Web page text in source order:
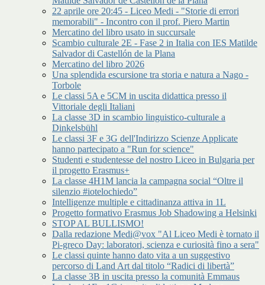
22 aprile ore 20:45 - Liceo Medi - "Storie di errori
memorabili" - Incontro con il prof. Piero Martin
Mercatino del libro usato in succursale
Scambio culturale 2E - Fase 2 in Italia con IES Matilde
Salvador di Castellón de la Plana
Mercatino del libro 2026
Una splendida escursione tra storia e natura a Nago -
Torbole
Le classi 5A e 5CM in uscita didattica presso il
Vittoriale degli Italiani
La classe 3D in scambio linguistico-culturale a
Dinkelsbühl
Le classi 3F e 3G dell'Indirizzo Scienze Applicate
hanno partecipato a "Run for science"
Studenti e studentesse del nostro Liceo in Bulgaria per
il progetto Erasmus+
La classe 4H1M lancia la campagna social “Oltre il
silenzio #iotelochiedo”
Intelligenze multiple e cittadinanza attiva in 1L
Progetto formativo Erasmus Job Shadowing a Helsinki
STOP AL BULLISMO!
Dalla redazione Medi@vox "Al Liceo Medi è tornato il
Pi-greco Day: laboratori, scienza e curiosità fino a sera"
Le classi quinte hanno dato vita a un suggestivo
percorso di Land Art dal titolo “Radici di libertà”
La classe 3B in uscita presso la comunità Emmaus